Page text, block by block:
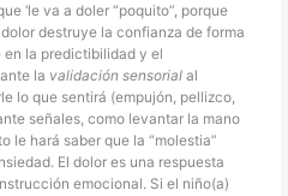
‘le va a doler “poquito”, porque
destruye la confianza de forma
la predictibilidad y el
la validación sensorialal
lo que sentirá (empujón, pellizco,
señales, como levantar la mano
le hará saber que la “molestia”
El dolor es una respuesta
emocional. Si el niño(a)